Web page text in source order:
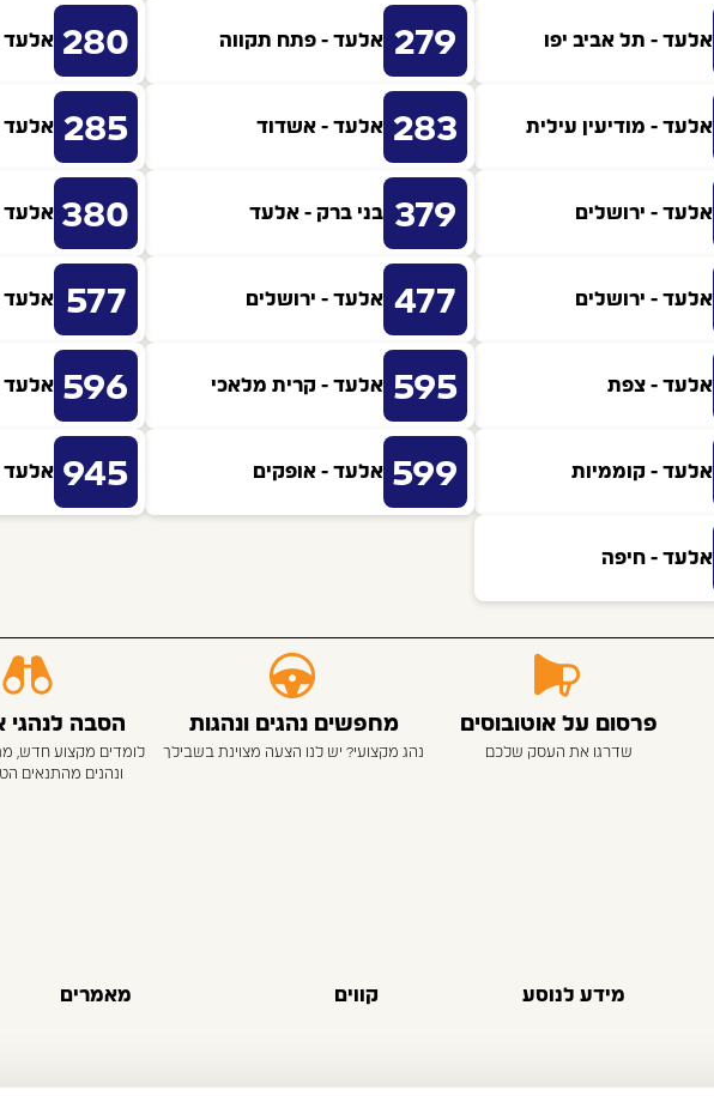
אלעד - תל אביב יפו 279 אלעד - פתח תקווה 280 אלעד
אלעד - מודיעין עילית 283 אלעד - אשדוד 285 אלעד
אלעד - ירושלים 379 בני ברק - אלעד 380 אלעד
אלעד - ירושלים 477 אלעד - ירושלים 577 אלעד
אלעד - צפת 595 אלעד - קרית מלאכי 596 אלעד
אלעד - קוממיות 599 אלעד - אופקים 945 אלעד
אלעד - חיפה
פרסום על אוטובוסים
שדרגו את העסק שלכם
מחפשים נהגים ונהגות
נהג מקצועי? יש לנו הצעה מצוינת בשבילך
הסבה לנהגי
לומדים מקצוע חדש,
ונהנים מהתנאים
מידע לנוסע קווים מאמרים